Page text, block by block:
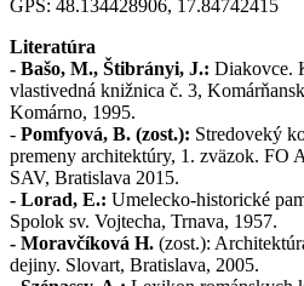
GPS: 48.134428906, 17.84742415
Literatúra
- Bašo, M., Štibrányi, J.: Diakovce.
vlastivedná knižnica č. 3,
Komárno, 1995.
- Pomfyová, B. (zost.): Stredoveký
premeny architektúry, 1. zväzok. FO
SAV, Bratislava 2015.
- Lorad, E.: Umelecko-historické
Spolok sv. Vojtecha, Trnava, 1957.
- Moravčíková H. (zost.):
dejiny. Slovart, Bratislava, 2005.